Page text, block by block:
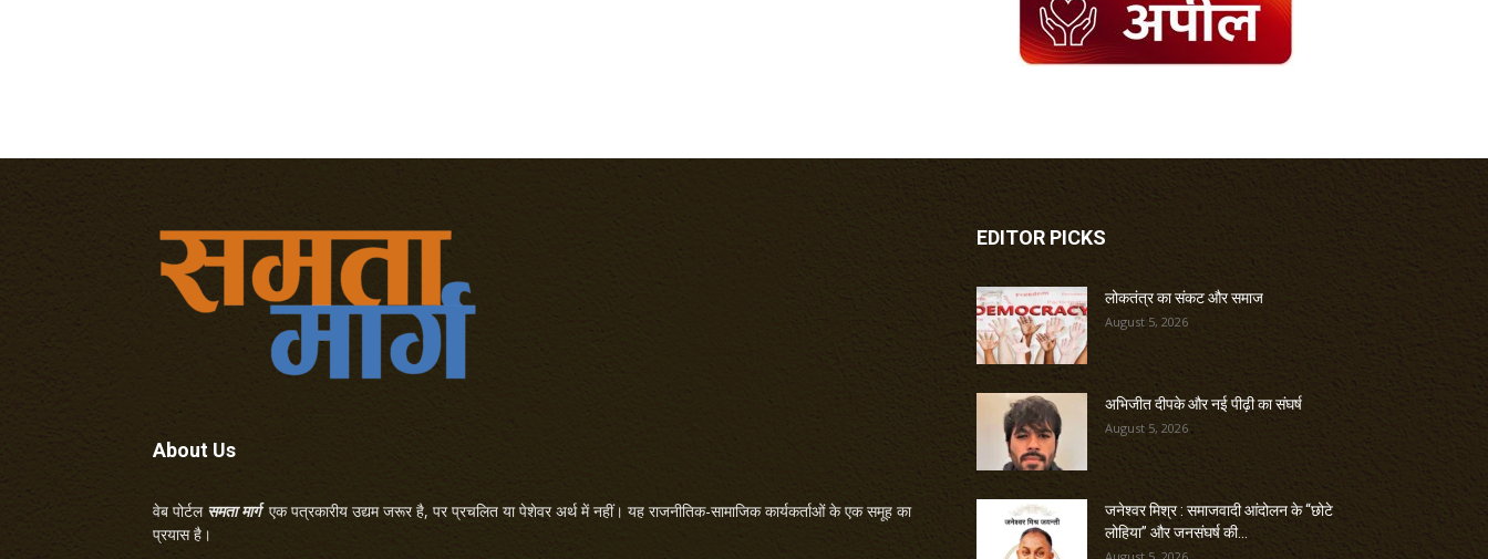
About Us
वेब पोर्टल समता मार्गएक पत्रकारीय उद्यम जरूर है, पर प्रचलित या पेशेवर अर्थ में नहीं। यह राजनीतिक-सामाजिक कार्यकर्ताओं के एक समूह का
प्रयास है।
EDITOR PICKS
लोकतंत्र का संकट और समाज
August 5, 2026
अभिजीत दीपके और नई पीढ़ी का संघर्ष
August 5, 2026
जनेश्वर मिश्र : समाजवादी आंदोलन के “छोटे
लोहिया” और जनसंघर्ष की...